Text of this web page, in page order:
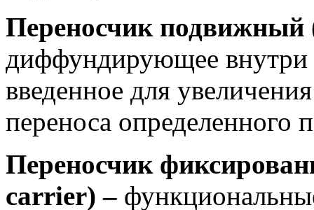
Переносчик
диффундирующее
введенное для
переноса определенного
Переносчик
carrier) –